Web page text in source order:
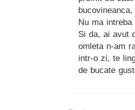
Nu ma
Si da, ai avut
omleta n-am
intr-o zi, te
de bucate